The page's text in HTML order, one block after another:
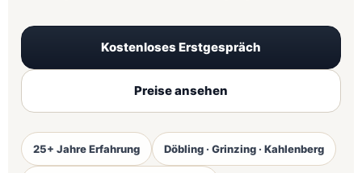
Kostenloses Erstgespräch
Preise ansehen
25+ Jahre Erfahrung Döbling · Grinzing · Kahlenberg